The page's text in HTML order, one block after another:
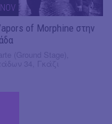
NOV
of Morphine στην